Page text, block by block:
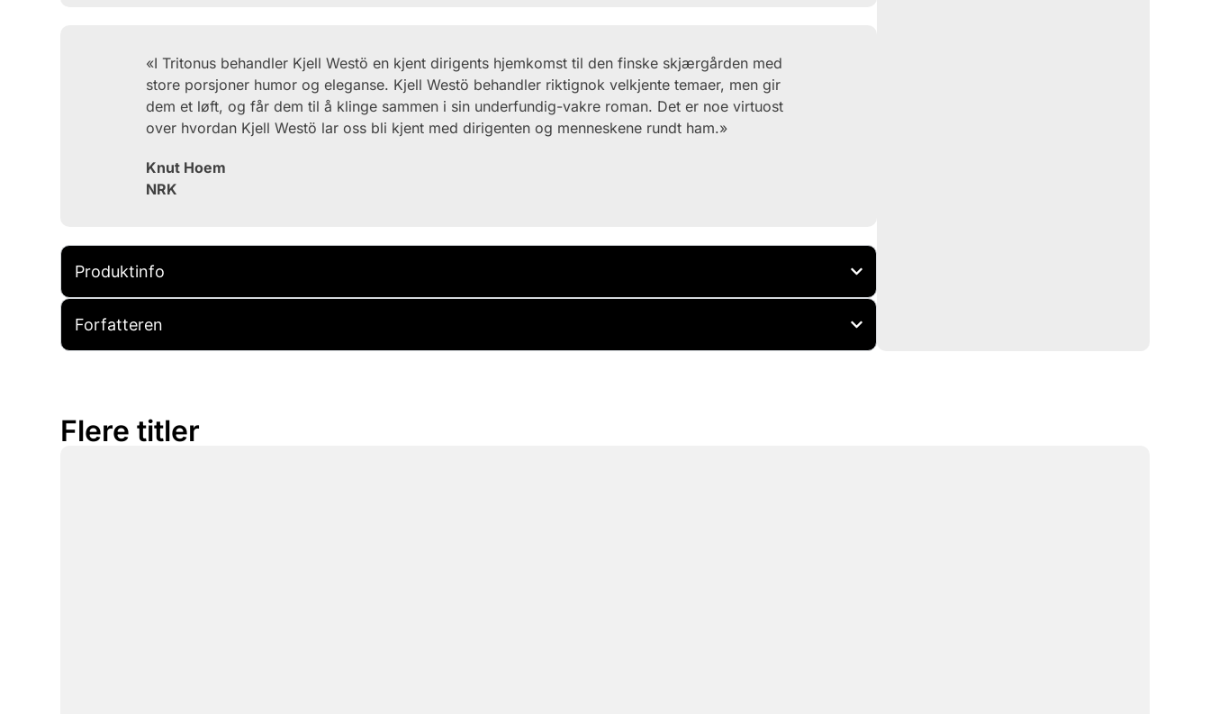
«I Tritonus behandler Kjell Westö en kjent dirigents hjemkomst til den finske skjærgården med
store porsjoner humor og eleganse. Kjell Westö behandler riktignok velkjente temaer, men gir
dem et løft, og får dem til å klinge sammen i sin underfundig-vakre roman. Det er noe virtuost
over hvordan Kjell Westö lar oss bli kjent med dirigenten og menneskene rundt ham.»
Knut Hoem
NRK
Produktinfo
Forfatteren
Flere titler